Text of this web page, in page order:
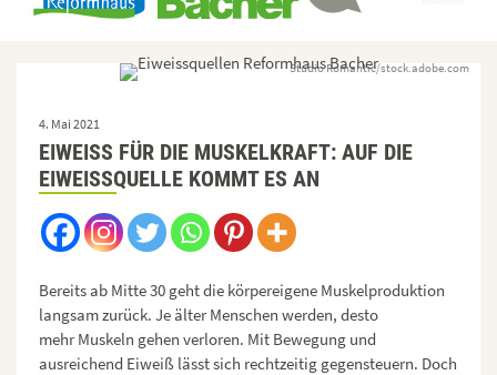
Studio Romantic/stock.adobe.com
EIWEISS FÜR DIE MUSKELKRAFT: AUF DIE E
IWEISSQUELLE KOMMT ES AN
4. Mai 2021
Bereits ab Mitte 30 geht die körpereigene Muskelproduktion
langsam zurück. Je älter Menschen werden, desto
mehr Muskeln gehen verloren. Mit Bewegung und
ausreichend Eiweiß lässt sich rechtzeitig gegensteuern. Doch